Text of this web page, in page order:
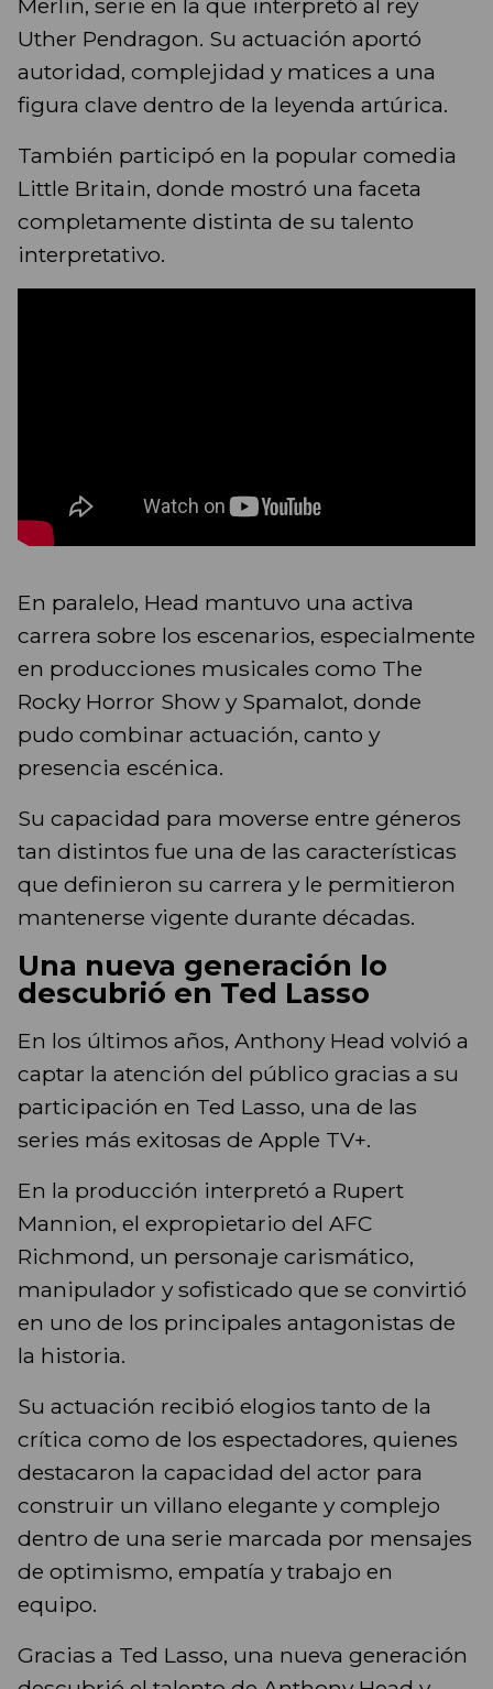
Merlin, serie en la que interpretó al rey
Uther Pendragon. Su actuación aportó
autoridad, complejidad y matices a una
figura clave dentro de la leyenda artúrica.
También participó en la popular comedia
Little Britain, donde mostró una faceta
completamente distinta de su talento
interpretativo.
En paralelo, Head mantuvo una activa
carrera sobre los escenarios, especialmente
en producciones musicales como The
Rocky Horror Show y Spamalot, donde
pudo combinar actuación, canto y
presencia escénica.
Su capacidad para moverse entre géneros
tan distintos fue una de las características
que definieron su carrera y le permitieron
mantenerse vigente durante décadas.
Una nueva generación lo
descubrió en Ted Lasso
En los últimos años, Anthony Head volvió a
captar la atención del público gracias a su
participación en Ted Lasso, una de las
series más exitosas de Apple TV+.
En la producción interpretó a Rupert
Mannion, el expropietario del AFC
Richmond, un personaje carismático,
manipulador y sofisticado que se convirtió
en uno de los principales antagonistas de
la historia.
Su actuación recibió elogios tanto de la
crítica como de los espectadores, quienes
destacaron la capacidad del actor para
construir un villano elegante y complejo
dentro de una serie marcada por mensajes
de optimismo, empatía y trabajo en
equipo.
Gracias a Ted Lasso, una nueva generación